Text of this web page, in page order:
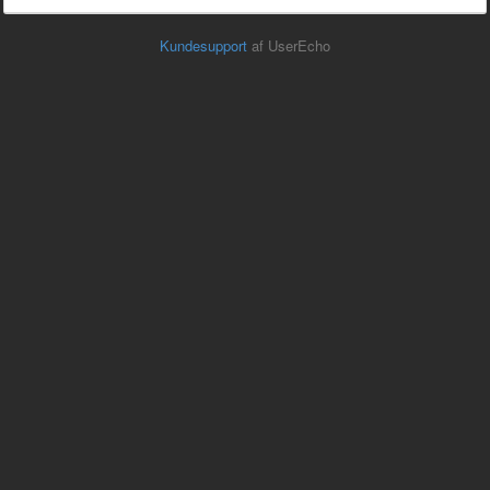
Kundesupport af UserEcho